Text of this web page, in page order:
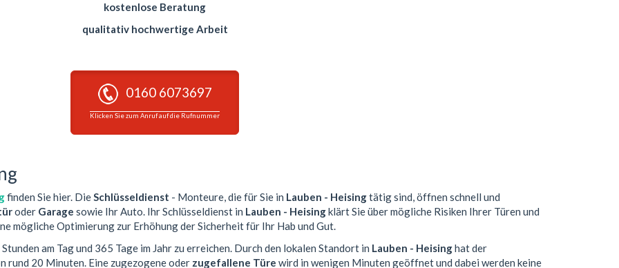
kostenlose Beratung
qualitativ hochwertige Arbeit
0160 6073697
Klicken Sie zum Anruf auf die Rufnummer
finden Sie hier. DieSchlüsseldienst - Monteure, die für Sie in Lauben - Heisingtätig sind, öffnen schnell und
oder Garage sowie Ihr Auto. Ihr Schlüsseldienst in Lauben - Heisingklärt Sie über mögliche Risiken Ihrer Türen und
mögliche Optimierung zur Erhöhung der Sicherheit für Ihr Hab und Gut.
am Tag und 365 Tage im Jahr zu erreichen. Durch den lokalen Standort in Lauben - Heisinghat der
rund 20 Minuten. Eine zugezogene oder zugefallene Türe wird in wenigen Minuten geöffnet und dabei werden keine